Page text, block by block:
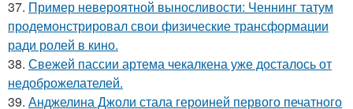
37. Пример невероятной выносливости: Ченнинг татум
продемонстрировал свои физические трансформации
ради ролей в кино.
38. Свежей пассии артема чекалкена уже досталось от
недоброжелателей.
39. Анджелина Джоли стала героиней первого печатного